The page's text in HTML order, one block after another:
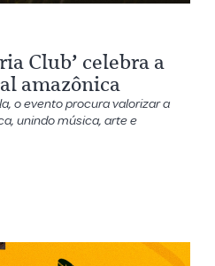
Club’ celebra a
amazônica
o evento procura valorizar a
unindo música, arte e